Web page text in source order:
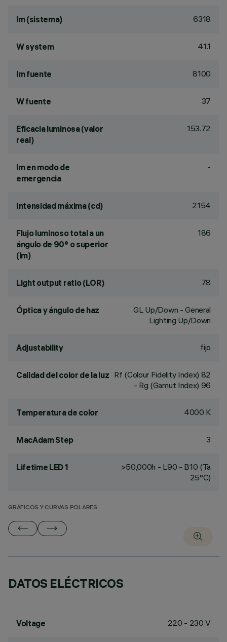
lm (sistema) 6318
W system 41.1
lm fuente 8100
W fuente 37
Eficacia luminosa (valor
real)
153.72
lm en modo de
emergencia
-
Intensidad máxima (cd) 2154
Flujo luminoso total a un
ángulo de 90° o superior
(lm)
186
Light output ratio (LOR) 78
Óptica y ángulo de haz
GL Up/Down - General
Lighting Up/Down
Adjustability fijo
Calidad del color de la luz Rf (Colour Fidelity Index) 82
- Rg (Gamut Index) 96
Temperatura de color 4000 K
MacAdam Step 3
Lifetime LED 1
>50,000h - L90 - B10 (Ta
25°C)
GRÁFICOS Y CURVAS POLARES
DATOS ELÉCTRICOS
Voltage 220 - 230 V